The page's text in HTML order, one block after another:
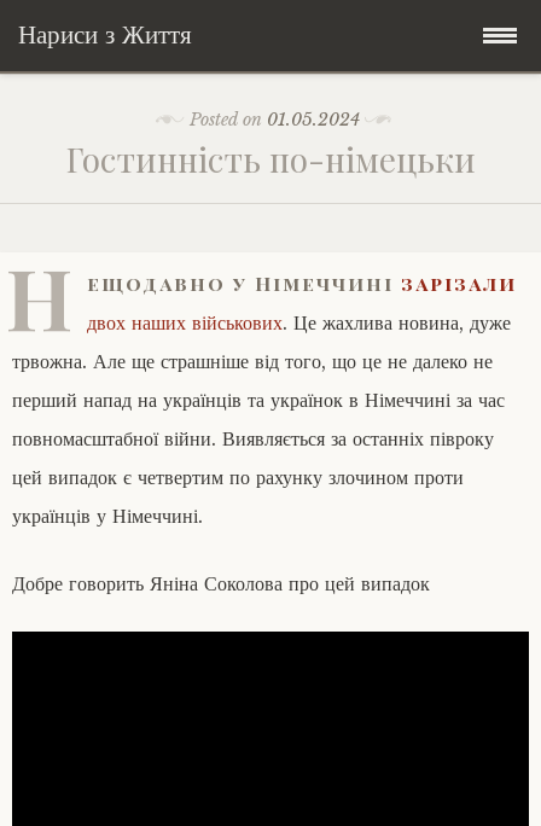
Нариси з Життя
content
У країні соло
Соло автостоп
Мандри
Соціальне
Освіта і виховання
Війна
Соціальне
Мої творіння
Книги
Всякого по трохи
My Speeches/Мої промови
Home/Додомцю
Posted on 01.05.2024
Гостинність по-німецьки
Н ещодавно у Німеччині зарізали
двох наших військових. Це жахлива новина, дуже
трвожна. Але ще страшніше від того, що це не далеко не
перший напад на українців та українок в Німеччині за час
повномасштабної війни. Виявляється за останніх півроку
цей випадок є четвертим по рахунку злочином проти
українців у Німеччині.
Добре говорить Яніна Соколова про цей випадок